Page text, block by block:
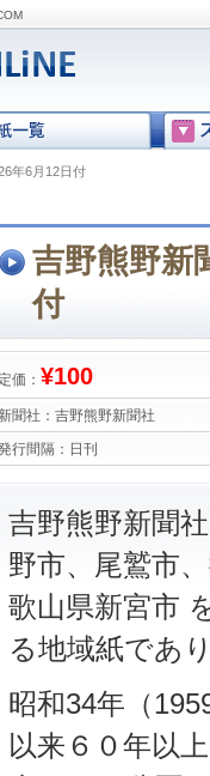
年6月12日付
吉野熊野新
付
定価： ¥100
新聞社： 吉野熊野新聞社
行間隔： 日刊
吉野熊野新聞
野市、尾鷲市
歌山県新宮市
る地域紙であ
昭和34年（
以来６０年以